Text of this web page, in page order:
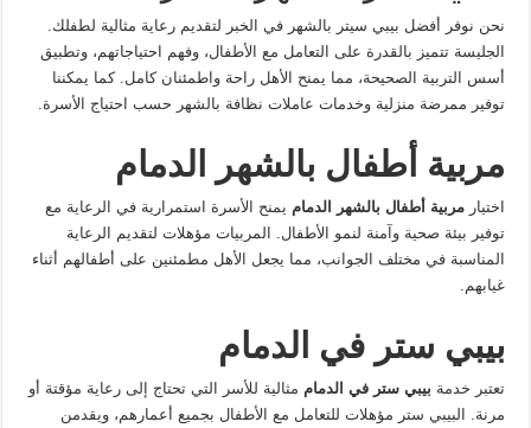
نحن نوفر أفضل بيبي سيتر بالشهر في الخبر لتقديم رعاية مثالية لطفلك.
الجليسة تتميز بالقدرة على التعامل مع الأطفال، وفهم احتياجاتهم، وتطبيق
أسس التربية الصحيحة، مما يمنح الأهل راحة واطمئنان كامل. كما يمكننا
توفير ممرضة منزلية وخدمات عاملات نظافة بالشهر حسب احتياج الأسرة.
مربية أطفال بالشهر الدمام
اختيارمربية أطفال بالشهر الدمام يمنح الأسرة استمرارية في الرعاية مع
توفير بيئة صحية وآمنة لنمو الأطفال. المربيات مؤهلات لتقديم الرعاية
المناسبة في مختلف الجوانب، مما يجعل الأهل مطمئنين على أطفالهم أثناء
غيابهم.
بيبي ستر في الدمام
تعتبر خدمة بيبي ستر في الدمام مثالية للأسر التي تحتاج إلى رعاية مؤقتة أو
مرنة. البيبي ستر مؤهلات للتعامل مع الأطفال بجميع أعمارهم، ويقدمن